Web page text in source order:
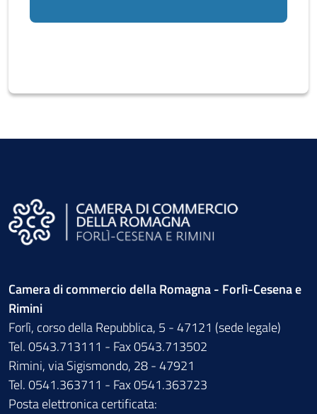
Camera di commercio della Romagna - Forlì-Cesena e
Rimini
Forlì, corso della Repubblica, 5 - 47121 (sede legale)
Tel. 0543.713111 - Fax 0543.713502
Rimini, via Sigismondo, 28 - 47921
Tel. 0541.363711 - Fax 0541.363723
Posta elettronica certificata: